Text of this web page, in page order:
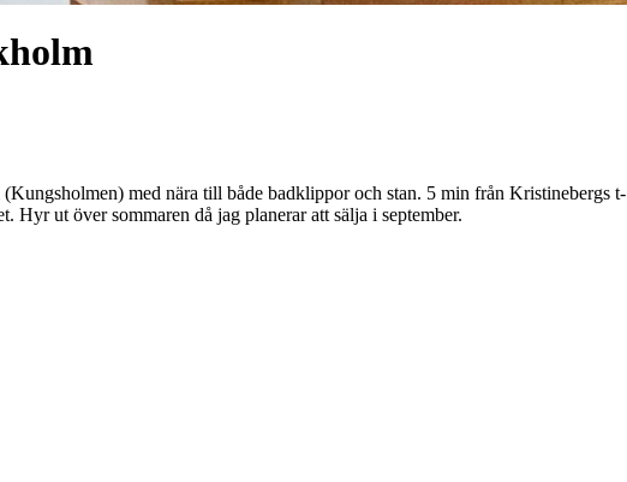
med nära till både badklippor och stan. 5 min från Kristinebergs t-
Hyr ut över sommaren då jag planerar att sälja i september.